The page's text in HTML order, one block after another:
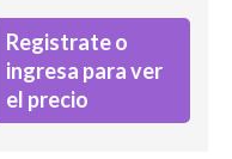
Registrate o
ingresa para ver
el precio